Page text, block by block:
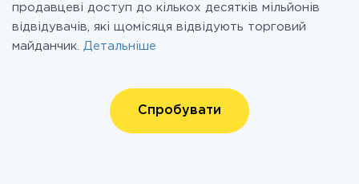
продавцеві доступ до кількох десятків мільйонів
відвідувачів, які щомісяця відвідують торговий
майданчик. Детальніше
Спробувати